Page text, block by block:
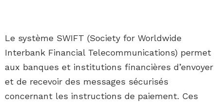
Le système SWIFT (Society for Worldwide
Interbank Financial Telecommunications) permet
aux banques et institutions financières d’envoyer
et de recevoir des messages sécurisés
concernant les instructions de paiement. Ces